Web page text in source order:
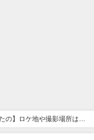
の】ロケ地や撮影場所はど